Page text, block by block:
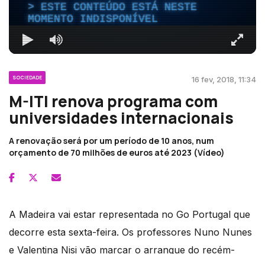
ESTE CONTEÚDO ESTÁ NESTE
MOMENTO INDISPONÍVEL
SOCIEDADE 16 fev, 2018, 11:34
M-ITI renova programa com
universidades internacionais
A renovação será por um período de 10 anos, num
orçamento de 70 milhões de euros até 2023 (Vídeo)
A Madeira vai estar representada no Go Portugal que
decorre esta sexta-feira. Os professores Nuno Nunes
e Valentina Nisi vão marcar o arranque do recém-